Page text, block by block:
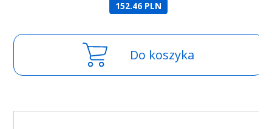
152.46 PLN
Do koszyka